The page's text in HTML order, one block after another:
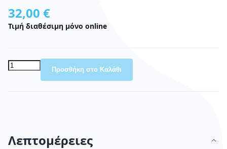
32,00 €
Τιμή διαθέσιμη μόνο online
Προσθήκη στο Καλάθι
Λεπτομέρειες